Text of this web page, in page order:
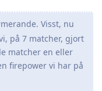
Visst, nu
på 7 matcher, gjort
matcher en eller
firepower vi har på